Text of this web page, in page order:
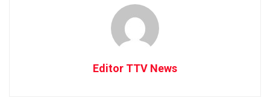
Editor TTV News